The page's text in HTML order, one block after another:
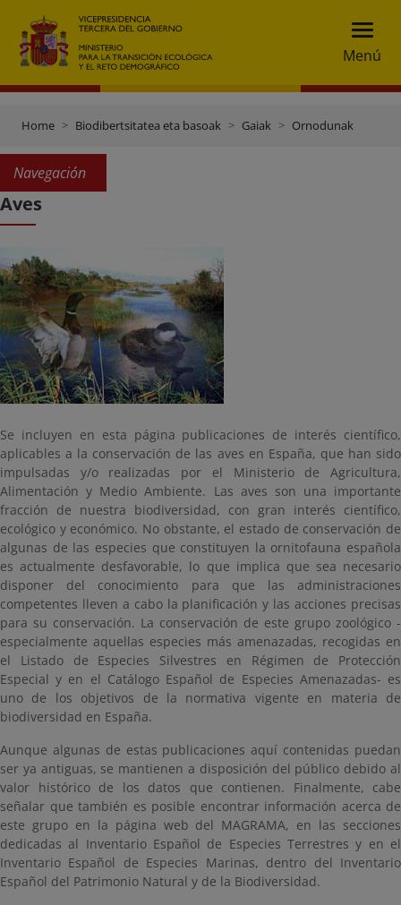
Menú
Home Biodibertsitatea eta basoak Gaiak Ornodunak
Navegación
Aves
Se incluyen en esta página publicaciones de interés científico,
aplicables a la conservación de las aves en España, que han sido
impulsadas y/o realizadas por el Ministerio de Agricultura,
Alimentación y Medio Ambiente. Las aves son una importante
fracción de nuestra biodiversidad, con gran interés científico,
ecológico y económico. No obstante, el estado de conservación de
algunas de las especies que constituyen la ornitofauna española
es actualmente desfavorable, lo que implica que sea necesario
disponer del conocimiento para que las administraciones
competentes lleven a cabo la planificación y las acciones precisas
para su conservación. La conservación de este grupo zoológico -
especialmente aquellas especies más amenazadas, recogidas en
el Listado de Especies Silvestres en Régimen de Protección
Especial y en el Catálogo Español de Especies Amenazadas- es
uno de los objetivos de la normativa vigente en materia de
biodiversidad en España.
Aunque algunas de estas publicaciones aquí contenidas puedan
ser ya antiguas, se mantienen a disposición del público debido al
valor histórico de los datos que contienen. Finalmente, cabe
señalar que también es posible encontrar información acerca de
este grupo en la página web del MAGRAMA, en las secciones
dedicadas al Inventario Español de Especies Terrestres y en el
Inventario Español de Especies Marinas, dentro del Inventario
Español del Patrimonio Natural y de la Biodiversidad.